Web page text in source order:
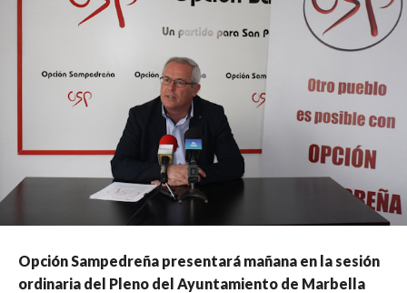
Opción Sampedreña presentará mañana en la sesión
ordinaria del Pleno del Ayuntamiento de Marbella